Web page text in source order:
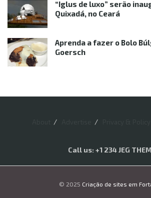
“Iglus de luxo” serão
Quixadá, no Ceará
Aprenda a fazer o Bolo
Goersch
Call us: +1 234 JEG
© 2025 Criação de sites em